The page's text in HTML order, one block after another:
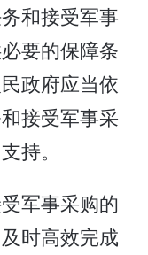
和接受军事
要的保障条
政府应当依
接受军事采
持。
军事采购的
时高效完成